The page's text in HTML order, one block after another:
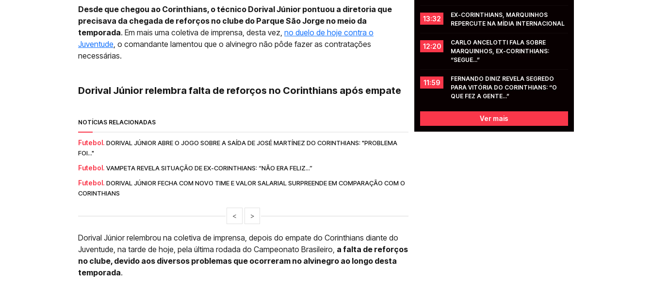
Desde que chegou ao Corinthians, o técnico Dorival Júnior pontuou a diretoria que
precisava da chegada de reforços no clube do Parque São Jorge no meio da
temporada. Em mais uma coletiva de imprensa, desta vez, no duelo de hoje contra o
Juventude, o comandante lamentou que o alvinegro não pôde fazer as contratações
necessárias.
Dorival Júnior relembra falta de reforços no Corinthians após empate
NOTÍCIAS RELACIONADAS
Futebol. DORIVAL JÚNIOR ABRE O JOGO SOBRE A SAÍDA DE JOSÉ MARTÍNEZ DO CORINTHIANS: "PROBLEMA
FOI..."
Futebol. VAMPETA REVELA SITUAÇÃO DE EX-CORINTHIANS: “NÃO ERA FELIZ...”
Futebol. DORIVAL JÚNIOR FECHA COM NOVO TIME E VALOR SALARIAL SURPREENDE EM COMPARAÇÃO COM O
CORINTHIANS
< >
Dorival Júnior relembrou na coletiva de imprensa, depois do empate do Corinthians diante do
Juventude, na tarde de hoje, pela última rodada do Campeonato Brasileiro, a falta de reforços
no clube, devido aos diversos problemas que ocorreram no alvinegro ao longo desta
temporada.
13:32
EX-CORINTHIANS, MARQUINHOS
REPERCUTE NA MÍDIA INTERNACIONAL
12:20
CARLO ANCELOTTI FALA SOBRE
MARQUINHOS, EX-CORINTHIANS:
“SEGUE...”
11:59
FERNANDO DINIZ REVELA SEGREDO
PARA VITÓRIA DO CORINTHIANS: “O
QUE FEZ A GENTE...”
Ver mais